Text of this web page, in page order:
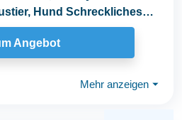
Hund Schreckliches
Angebot
Mehr anzeigen ⏷